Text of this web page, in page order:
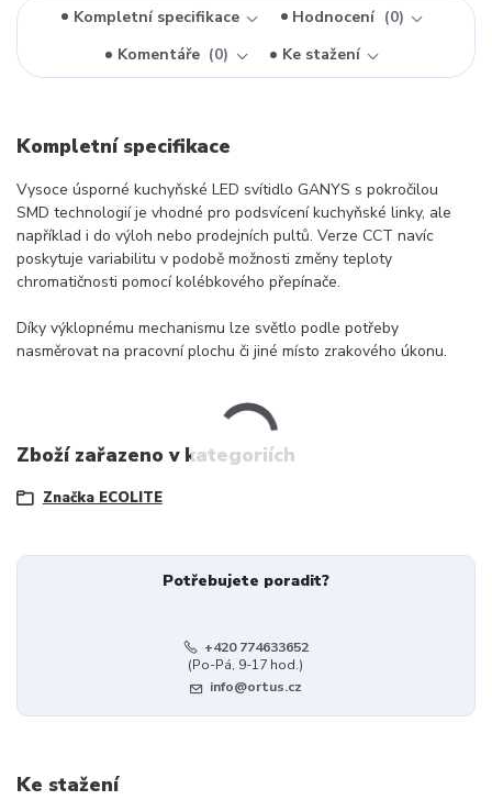
Kompletní specifikace Hodnocení
0
Komentáře
0 Ke stažení
Kompletní specifikace
Vysoce úsporné kuchyňské LED svítidlo GANYS s pokročilou
SMD technologií je vhodné pro podsvícení kuchyňské linky, ale
například i do výloh nebo prodejních pultů. Verze CCT navíc
poskytuje variabilitu v podobě možnosti změny teploty
chromatičnosti pomocí kolébkového přepínače.
Díky výklopnému mechanismu lze světlo podle potřeby
nasměrovat na pracovní plochu či jiné místo zrakového úkonu.
Zboží zařazeno v kategoriích
Značka ECOLITE
Potřebujete poradit?
+420 774633652
(Po-Pá, 9-17 hod.)
info@ortus.cz
Ke stažení